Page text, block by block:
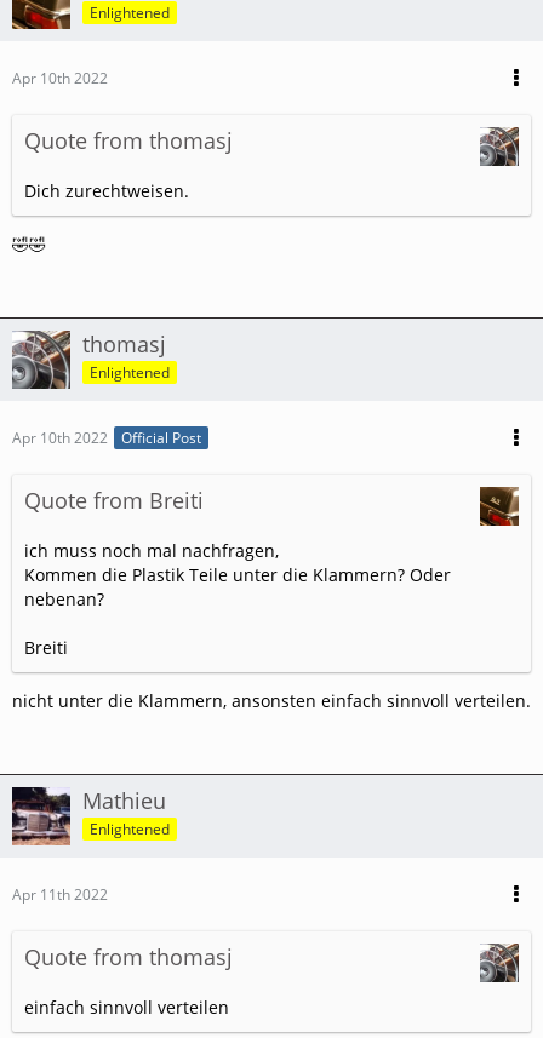
Enlightened
Apr 10th 2022
Quote from thomasj
Dich zurechtweisen.
🤣🤣
thomasj
Enlightened
Apr 10th 2022 Official Post
Quote from Breiti
ich muss noch mal nachfragen,
Kommen die Plastik Teile unter die Klammern? Oder
nebenan?
Breiti
nicht unter die Klammern, ansonsten einfach sinnvoll verteilen.
Mathieu
Enlightened
Apr 11th 2022
Quote from thomasj
einfach sinnvoll verteilen